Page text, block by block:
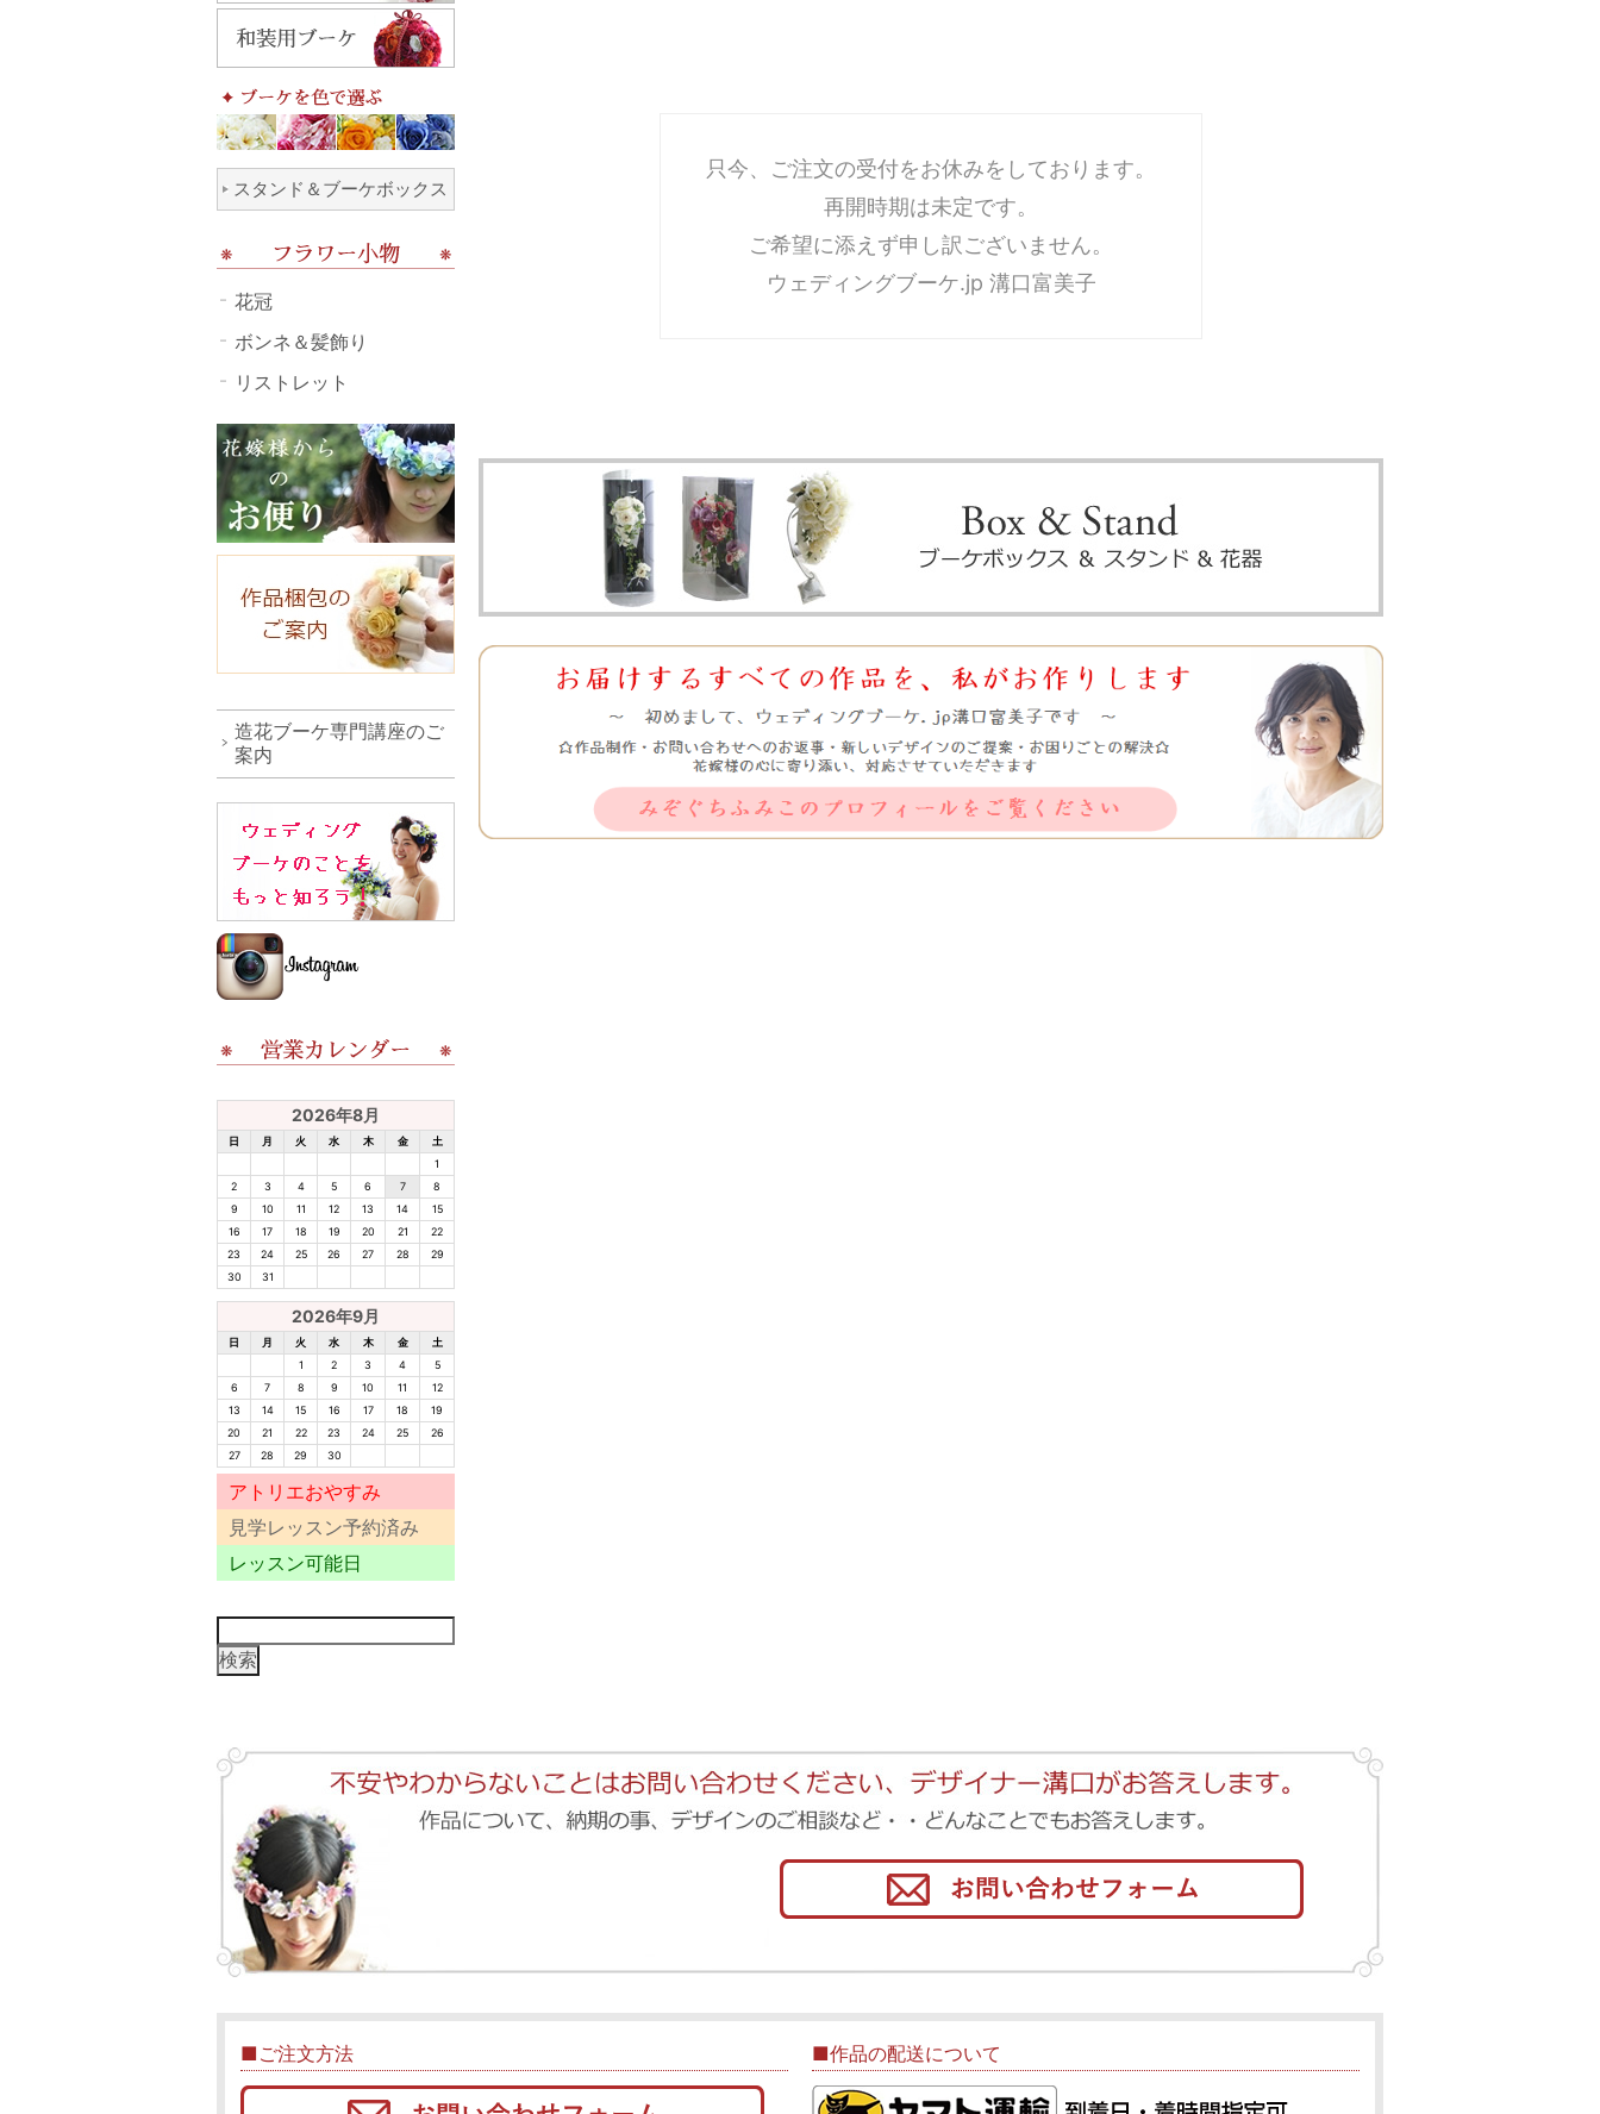
只今、ご注文の受付をお休みをしております。
再開時期は未定です。
ご希望に添えず申し訳ございません。
ウェディングブーケ.jp 溝口富美子
スタンド＆ブーケボックス
花冠
ボンネ＆髪飾り
リストレット
造花ブーケ専門講座のご
案内
2026年8月
日 月 火 水 木 金
土
1
2
3 4 5 6 7
8
9
10 11 12 13 14
15
16
17 18 19 20 21
22
23
24 25 26 27 28
29
30
31
2026年9月
日 月 火 水 木 金
土
1
2 3 4
5
6
7 8 9 10 11
12
13
14 15 16 17 18
19
20
21 22 23 24 25
26
27
28 29 30
アトリエおやすみ
見学レッスン予約済み
レッスン可能日
検
索:
■ご注文方法 ■作品の配送について